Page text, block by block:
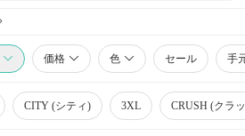
価格 色 セール 手
CITY (シティ) 3XL CRUSH (クラ